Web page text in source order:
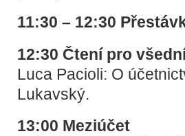
11:30 – 12:30
12:30 Čtení pro
Luca Pacioli: O
Lukavský.
13:00 Meziúčet